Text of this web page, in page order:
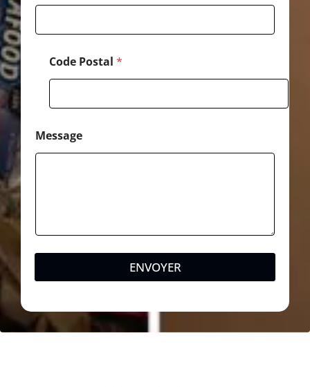
Code Postal *
Message
ENVOYER